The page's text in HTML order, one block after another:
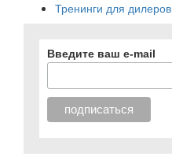
Тренинги для дилеров
Введите ваш e-mail